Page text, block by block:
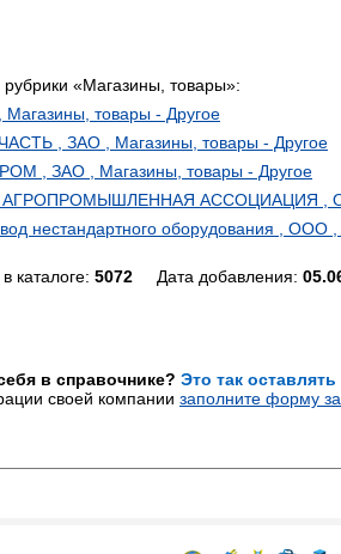
«Магазины, товары»:
товары - Другое
, ЗАО , Магазины, товары - Другое
, ЗАО , Магазины, товары - Другое
АССОЦИАЦИЯ ,
нестандартного оборудования , ООО
каталоге: 5072 Дата добавления:
в справочнике? Это так
своей компании заполните форму